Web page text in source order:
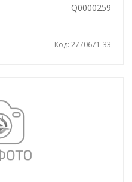
Q0000259
Код: 2770671-33